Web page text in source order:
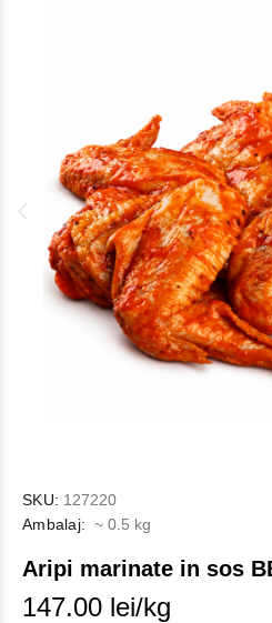
SKU: 127220
Ambalaj: ~ 0.5 kg
Aripi marinate in sos
147.00 lei/kg